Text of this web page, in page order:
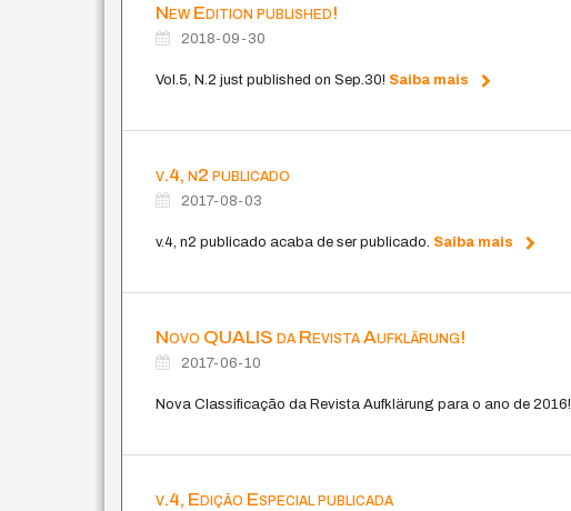
New Edition published!
2018-09-30
Vol.5, N.2 just published on Sep.30! Saiba mais
v.4, n2 publicado
2017-08-03
v.4, n2 publicado acaba de ser publicado. Saiba mais
Novo QUALIS da Revista Aufklärung!
2017-06-10
Nova Classificação da Revista Aufklärung para o ano de 2016!
v.4, Edição Especial publicada